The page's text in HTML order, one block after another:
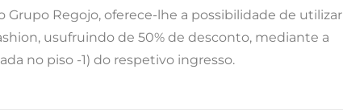
Grupo Regojo, oferece-lhe a possibilidade de utilizar
usufruindo de 50% de desconto, mediante a
no piso -1) do respetivo ingresso.